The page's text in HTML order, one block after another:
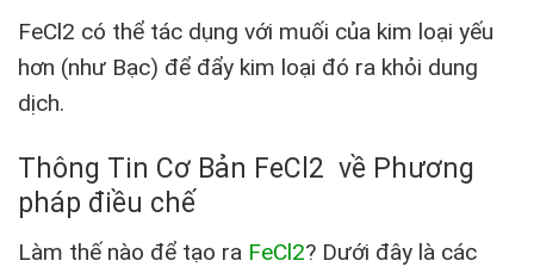
FeCl2 có thể tác dụng với muối của kim loại yếu
hơn (như Bạc) để đẩy kim loại đó ra khỏi dung
dịch.
Thông Tin Cơ Bản FeCl2 về Phương
pháp điều chế
Làm thế nào để tạo ra FeCl2? Dưới đây là các